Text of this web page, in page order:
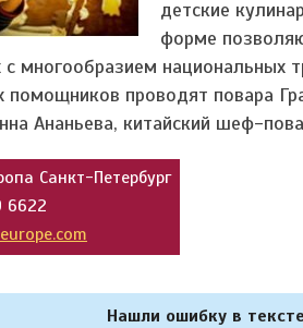
детские
форме
с многообразием национальных
проводят повара
Ананьева, китайский шеф-
Санкт-Петербург
6622
Нашли ошибку в